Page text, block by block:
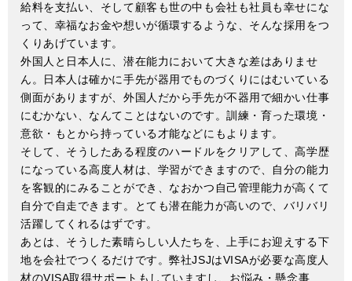
給料を支払い、そして顧客も世の中も会社も社員も幸せにな
って、幸福なお金や想いが循環するような、そんな採用をつ
くりあげています。
外国人と日本人に、潜在能力において大きな差はありませ
ん。日本人は確かに手先が器用でものづくりにはむいている
側面がありますが、外国人だから手先が不器用で細かい仕事
にむかない、なんてことはないのです。訓練・育った環境・
意欲・もとから持っている才能などにもよります。
そして、そうしたある程度のハードルをクリアして、高学歴
になっている高度人材は、学習ができますので、自分の能力
を客観的にみることができ、なおかつ自己管理能力が高くて
自分で自走できます。とても潜在能力が高いので、バリバリ
活躍してくれるはずです。
あとは、そうした素晴らしい人たちを、上手にお迎えする下
地を会社でつくるだけです。弊社JSJはVISAが必要な高度人
材のVISA取得サポートもしていますし、お悩み・懸念事